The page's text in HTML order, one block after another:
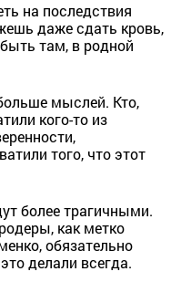
на последствия
даже сдать кровь,
там, в родной
мыслей. Кто,
кого-то из
того, что этот
более трагичными.
как метко
обязательно
делали всегда.